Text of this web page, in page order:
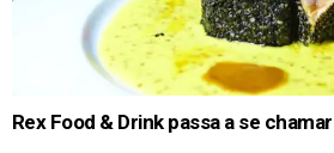
Rex Food & Drink passa a se